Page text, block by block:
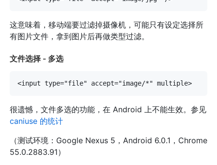
这意味着，移动端要过滤掉摄像机，可能只有设定选择所
有图片文件，拿到图片后再做类型过滤。
文件选择 - 多选
很遗憾，文件多选的功能，在 Android 上不能生效。参见
caniuse 的统计
（测试环境：Google Nexus 5，Android 6.0.1，Chrome
55.0.2883.91）